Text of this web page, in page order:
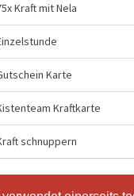
Kraft mit Nela
Karte
Kraftkarte
schnuppern